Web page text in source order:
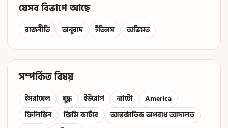
যেসব বিভাগে আছে
রাজনীতি অনুবাদ ইতিহাস অভিমত
সম্পর্কিত বিষয়
ইসরায়েল যুদ্ধ ইউরোপ ন্যাটো
America
ফিলিস্তিন
জিমি কার্টার
আন্তর্জাতিক অপরাধ আদালত